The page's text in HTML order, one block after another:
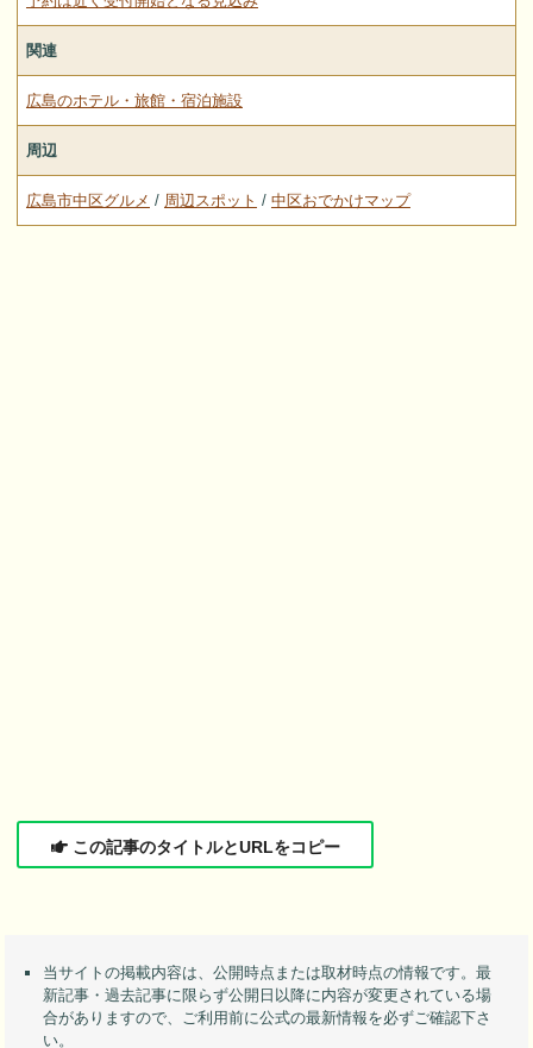
関連
広島のホテル・旅館・宿泊施設
周辺
広島市中区グルメ / 周辺スポット / 中区おでかけマップ
この記事のタイトルとURLをコピー
当サイトの掲載内容は、公開時点または取材時点の情報です。最
新記事・過去記事に限らず公開日以降に内容が変更されている場
合がありますので、ご利用前に公式の最新情報を必ずご確認下さ
い。